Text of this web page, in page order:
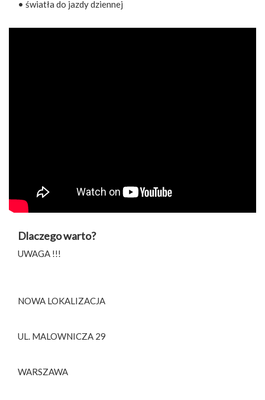
• światła do jazdy dziennej
Dlaczego warto?
UWAGA !!!
NOWA LOKALIZACJA
UL. MALOWNICZA 29
WARSZAWA